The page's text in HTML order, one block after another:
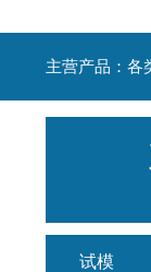
主营产品：各
试模